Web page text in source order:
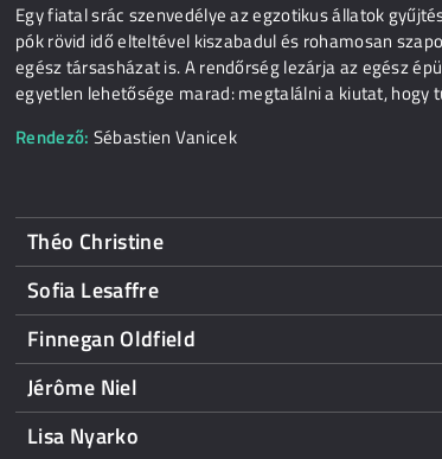
Egy fiatal srác szenvedélye az egzotikus állatok
pók rövid idő elteltével kiszabadul és rohamosan
egész társasházat is. A rendőrség lezárja az egész
egyetlen lehetősége marad: megtalálni a kiutat, hogy
Rendező: Sébastien Vanicek
Théo Christine
Sofia Lesaffre
Finnegan Oldfield
Jérôme Niel
Lisa Nyarko